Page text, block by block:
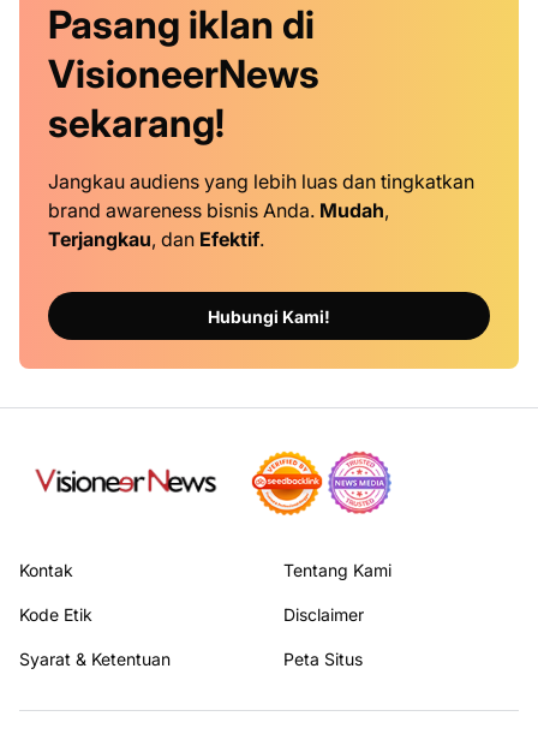
Pasang iklan di
VisioneerNews
sekarang!
Jangkau audiens yang lebih luas dan tingkatkan
brand awareness bisnis Anda. Mudah,
Terjangkau, dan Efektif.
Hubungi Kami!
Kontak Tentang Kami
Kode Etik Disclaimer
Syarat & Ketentuan Peta Situs